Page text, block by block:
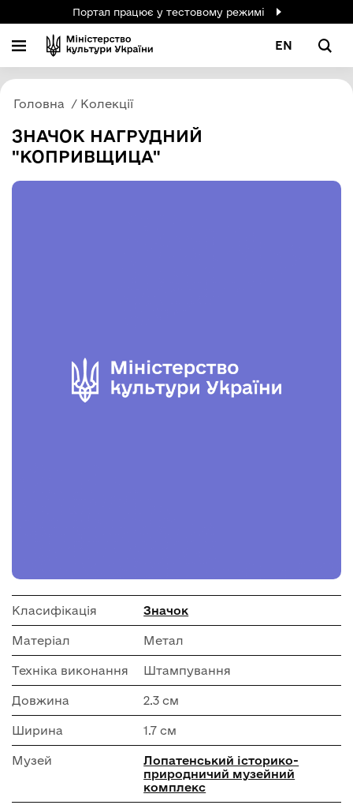
Портал працює у тестовому режимі
EN
Головна Колекції
ЗНАЧОК НАГРУДНИЙ
"КОПРИВЩИЦА"
Класифікація Значок
Матеріал Метал
Техніка виконання Штампування
Довжина 2.3 см
Ширина 1.7 см
Музей
Лопатенський історико-
природничий музейний
комплекс